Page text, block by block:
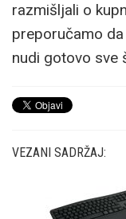
razmišljali o
preporučamo
nudi gotovo sve
VEZANI SADRŽAJ: